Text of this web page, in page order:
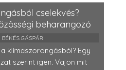
cselekvés?
beharangozó
BÉKÉS GÁSPÁR
klímaszorongásból? Egy
szerint igen. Vajon mit